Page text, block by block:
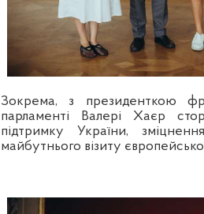
Зокрема, з президенткою
парламенті Валері Хаєр
підтримку України,
майбутнього візиту